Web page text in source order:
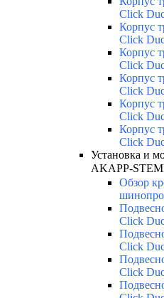
Click
Корпус
Click
Корпус
Click
Корпус
Click
Корпус
Click
Корпус
Click
Установка и
AKAPP-
Обзор
Click
Click
Click